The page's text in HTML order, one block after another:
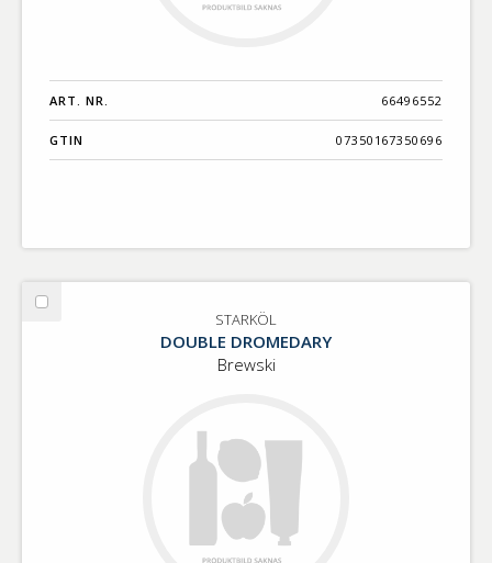
ART. NR. 66496552
GTIN 07350167350696
Välj
STARKÖL
DOUBLE DROMEDARY
Brewski